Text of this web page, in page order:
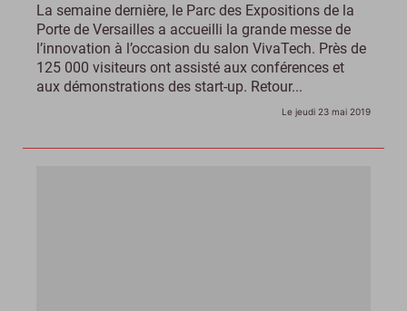
La semaine dernière, le Parc des Expositions de la
Porte de Versailles a accueilli la grande messe de
l’innovation à l’occasion du salon VivaTech. Près de
125 000 visiteurs ont assisté aux conférences et
aux démonstrations des start-up. Retour...
Le jeudi 23 mai 2019